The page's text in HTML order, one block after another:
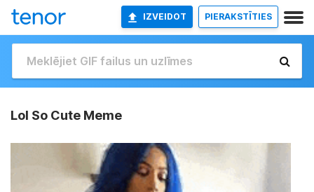
IZVEIDOT PIERAKSTĪTIES
Lol So Cute Meme